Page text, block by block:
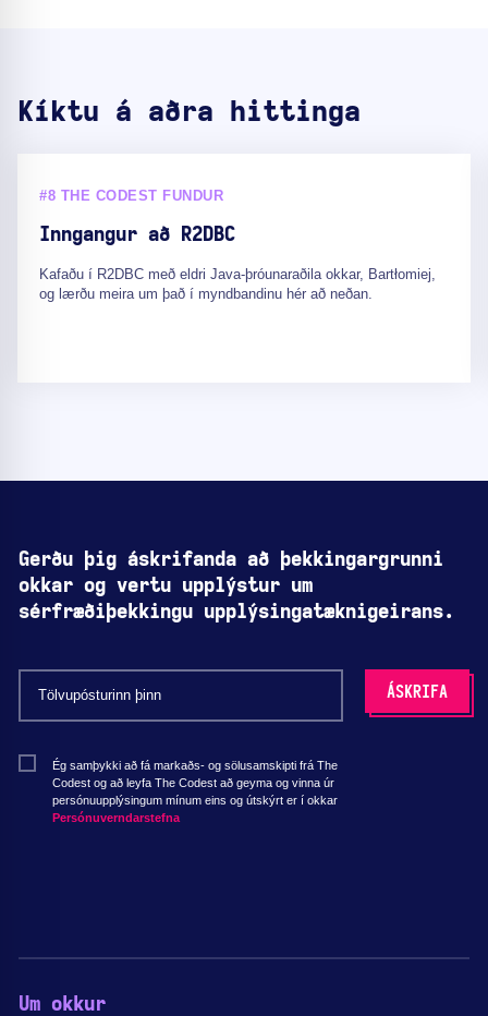
Kíktu á aðra hittinga
#8 THE CODEST FUNDUR
Inngangur að R2DBC
Kafaðu í R2DBC með eldri Java-þróunaraðila okkar, Bartłomiej,
og lærðu meira um það í myndbandinu hér að neðan.
Gerðu þig áskrifanda að þekkingargrunni
okkar og vertu upplýstur um
sérfræðiþekkingu upplýsingatæknigeirans.
Ég samþykki að fá markaðs- og sölusamskipti frá The
Codest og að leyfa The Codest að geyma og vinna úr
persónuupplýsingum mínum eins og útskýrt er í okkar
Persónuverndarstefna
Um okkur